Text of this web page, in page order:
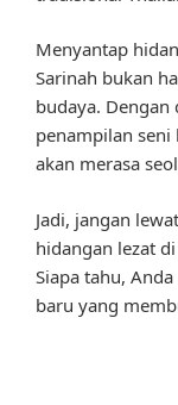
Menyantap
Sarinah bukan
budaya. Dengan
penampilan
akan merasa
Jadi, jangan
hidangan lezat
Siapa tahu,
baru yang